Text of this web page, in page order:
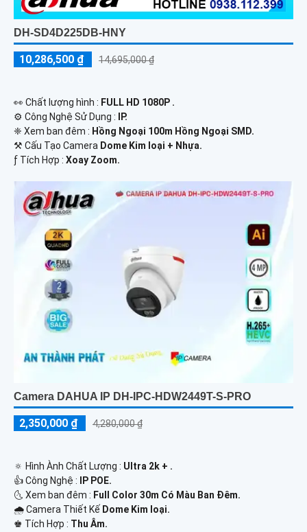
DH-SD4D225DB-HNY
10,286,500 ₫ 14,695,000 ₫
️👀 Chất lượng hình : FULL HD 1080P .
⚙ Công Nghệ Sử Dụng :
IP.
❈ Xem ban đêm : Hồng Ngoại 100m Hồng Ngoại SMD.
⚒ Cấu Tạo Camera Dome Kim loại + Nhựa.
️ƒ Tích Hợp : Xoay Zoom.
Camera DAHUA IP DH-IPC-HDW2449T-S-PRO
2,350,000 ₫ 4,280,000 ₫
🔅 Hình Ành Chất Lượng : Ultra 2k + .
👍 Công Nghệ :
IP POE.
🌜 Xem ban đêm : Full Color 30m Có Màu Ban Ðêm.
🌧️ Camera Thiết Kế Dome Kim loại.
️♚ Tích Hợp : Thu Âm.